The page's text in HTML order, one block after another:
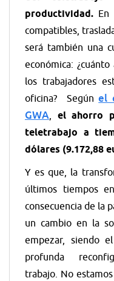
productividad. En
compatibles,
será también una
económica:
los trabajadores
oficina? Segúnel
GWA, el ahorro
teletrabajo a
dólares (9.172,88
Y es que, la
últimos tiempos
consecuencia de la
un cambio en la
empezar, siendo
profunda
trabajo. No